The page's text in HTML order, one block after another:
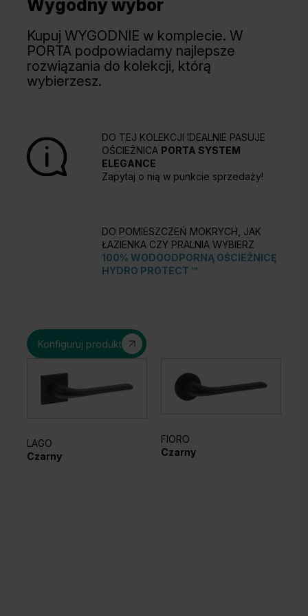
Wygodny wybór
Kupuj WYGODNIE w komplecie. W
PORTA podpowiadamy najlepsze
rozwiązania do kolekcji, którą
wybierzesz.
DO TEJ KOLEKCJI IDEALNIE PASUJE
OŚCIEŻNICA PORTA SYSTEM
ELEGANCE
Zapytaj o nią w punkcie sprzedaży!
DO POMIESZCZEŃ MOKRYCH, JAK
ŁAZIENKA CZY PRALNIA WYBIERZ
100% WODOODPORNĄ OŚCIEŻNICĘ
HYDRO PROTECT ™
Konfiguruj produkt
LAGO
Czarny
FIORO
Czarny